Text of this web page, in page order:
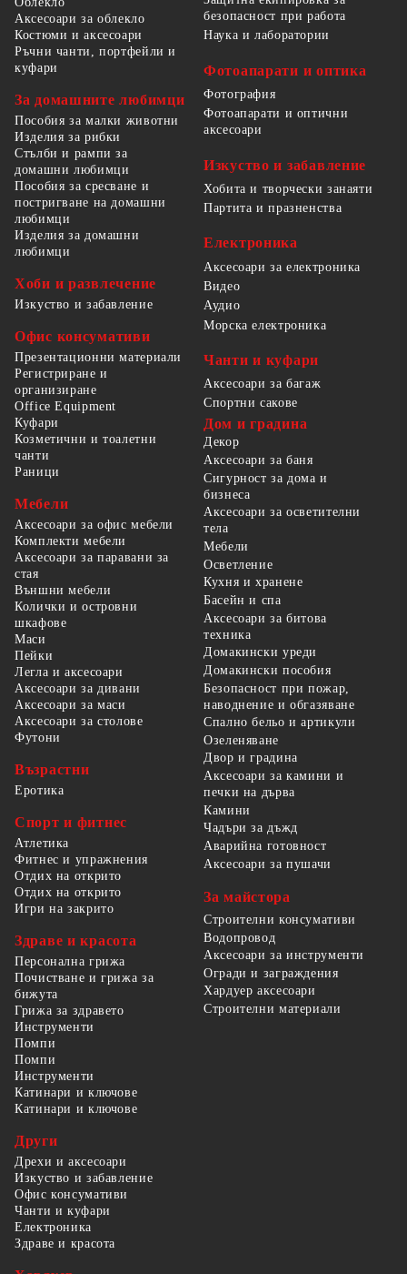
Аксесоари за облекло
Костюми и аксесоари
Ръчни чанти, портфейли и
куфари
За домашните любимци
Пособия за малки животни
Изделия за рибки
Стълби и рампи за
домашни любимци
Пособия за сресване и
постригване на домашни
любимци
Изделия за домашни
любимци
Хоби и развлечение
Изкуство и забавление
Офис консумативи
Презентационни материали
Регистриране и
организиране
Office Equipment
безопасност при работа
Наука и лаборатории
Фотоапарати и оптика
Фотография
Фотоапарати и оптични
аксесоари
Изкуство и забавление
Хобита и творчески занаяти
Партита и празненства
Електроника
Аксесоари за електроника
Видео
Аудио
Морска електроника
Чанти и куфари
Аксесоари за багаж
Спортни сакове
Куфари
Козметични и тоалетни
чанти
Раници
Мебели
Аксесоари за офис мебели
Комплекти мебели
Аксесоари за паравани за
стая
Външни мебели
Колички и островни
шкафове
Маси
Пейки
Легла и аксесоари
Аксесоари за дивани
Аксесоари за маси
Аксесоари за столове
Футони
Възрастни
Еротика
Спорт и фитнес
Атлетика
Фитнес и упражнения
Отдих на открито
Отдих на открито
Игри на закрито
Здраве и красота
Персонална грижа
Почистване и грижа за
бижута
Грижа за здравето
Дом и градина
Декор
Аксесоари за баня
Сигурност за дома и
бизнеса
Аксесоари за осветителни
тела
Мебели
Осветление
Кухня и хранене
Басейн и спа
Аксесоари за битова
техника
Домакински уреди
Домакински пособия
Безопасност при пожар,
наводнение и обгазяване
Спално бельо и артикули
Озеленяване
Двор и градина
Аксесоари за камини и
печки на дърва
Камини
Чадъри за дъжд
Аварийна готовност
Аксесоари за пушачи
За майстора
Строителни консумативи
Водопровод
Аксесоари за инструменти
Огради и заграждения
Хардуер аксесоари
Строителни материали
Инструменти
Помпи
Помпи
Инструменти
Катинари и ключове
Катинари и ключове
Други
Дрехи и аксесоари
Изкуство и забавление
Офис консумативи
Чанти и куфари
Електроника
Здраве и красота